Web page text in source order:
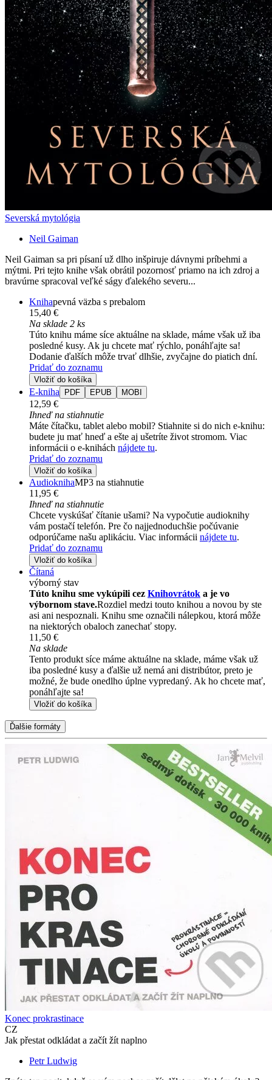
Severská mytológia
Neil Gaiman
Neil Gaiman sa pri písaní už dlho inšpiruje dávnymi príbehmi a
mýtmi. Pri tejto knihe však obrátil pozornosť priamo na ich zdroj a
bravúrne spracoval veľké ságy ďalekého severu...
Knihapevná väzba s prebalom
15,40 €
Na sklade 2 ks
Túto knihu máme síce aktuálne na sklade, máme však už iba
posledné kusy. Ak ju chcete mať rýchlo, ponáhľajte sa!
Dodanie ďalších môže trvať dlhšie, zvyčajne do piatich dní.
Pridať do zoznamu
Vložiť do košíka
E-kniha PDF EPUB MOBI
12,59 €
Ihneď na stiahnutie
Máte čítačku, tablet alebo mobil? Stiahnite si do nich e-knihu:
budete ju mať hneď a ešte aj ušetríte život stromom. Viac
informácii o e-knihách nájdete tu.
Pridať do zoznamu
Vložiť do košíka
AudioknihaMP3 na stiahnutie
11,95 €
Ihneď na stiahnutie
Chcete vyskúšať čítanie ušami? Na vypočutie audioknihy
vám postačí telefón. Pre čo najjednoduchšie počúvanie
odporúčame našu aplikáciu. Viac informácii nájdete tu.
Pridať do zoznamu
Vložiť do košíka
Čítaná
výborný stav
Túto knihu sme vykúpili cez Knihovrátok a je vo
výbornom stave.Rozdiel medzi touto knihou a novou by ste
asi ani nespoznali. Knihu sme označili nálepkou, ktorá môže
na niektorých obaloch zanechať stopy.
11,50 €
Na sklade
Tento produkt síce máme aktuálne na sklade, máme však už
iba posledné kusy a ďalšie už nemá ani distribútor, preto je
možné, že bude onedlho úplne vypredaný. Ak ho chcete mať,
ponáhľajte sa!
Vložiť do košíka
Ďalšie formáty
Konec prokrastinace
CZ
Jak přestat odkládat a začít žít naplno
Petr Ludwig